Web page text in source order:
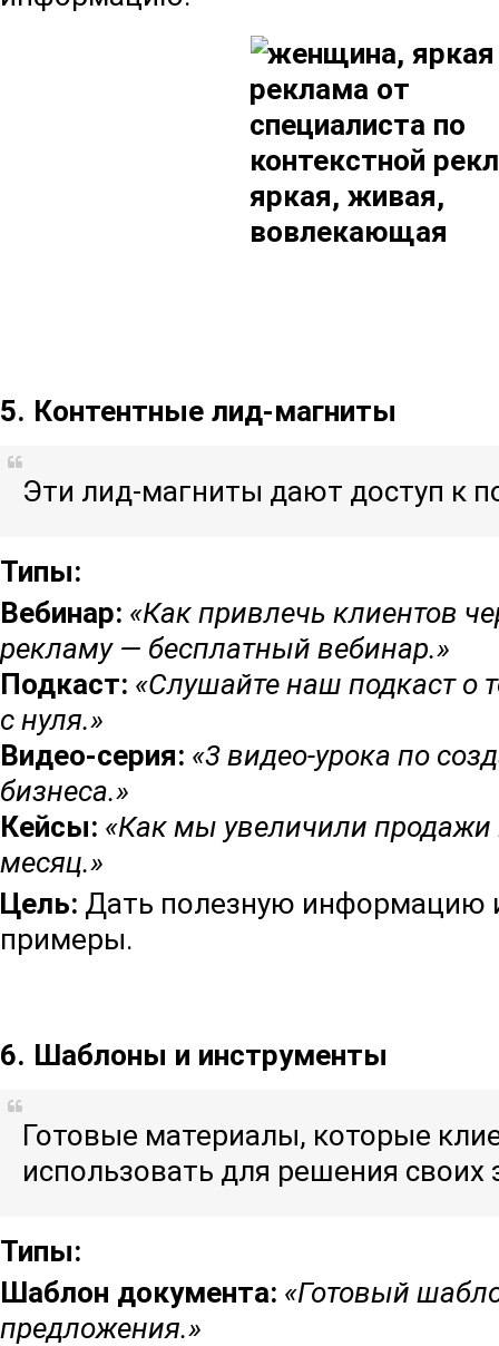
5. Контентные лид-магниты
Эти лид-магниты дают доступ к
Типы:
Вебинар: «Как привлечь клиентов
рекламу — бесплатный вебинар.»
Подкаст: «Слушайте наш подкаст о
с нуля.»
Видео-серия: «3 видео-урока по
бизнеса.»
Кейсы: «Как мы увеличили продажи
месяц.»
Цель: Дать полезную информацию
примеры.
6. Шаблоны и инструменты
Готовые материалы, которые
использовать для решения своих
Типы:
Шаблон документа: «Готовый
предложения.»